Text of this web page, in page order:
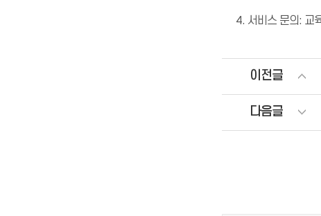
4. 서비스 문의:
이전글
다음글